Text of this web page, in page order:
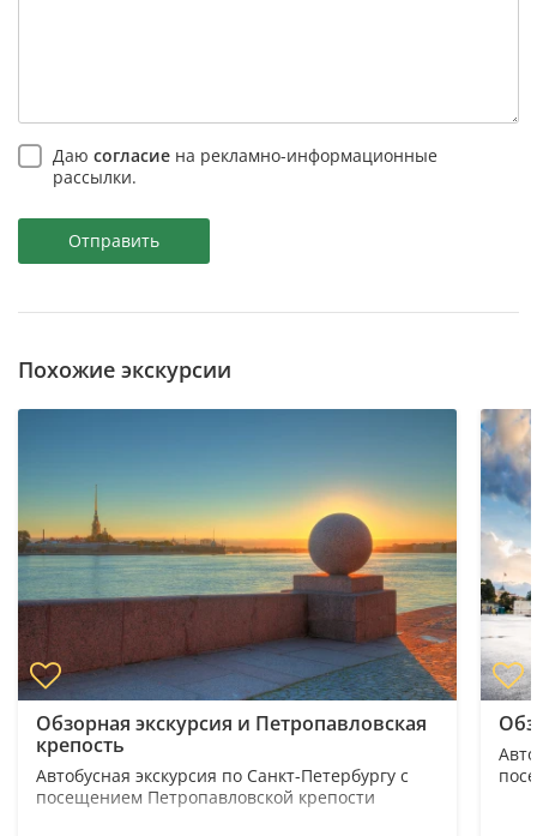
Даю согласие на рекламно-информационные
рассылки.
Отправить
Похожие экскурсии
Обзорная экскурсия и Петропавловская
крепость
Автобусная экскурсия по Санкт-Петербургу с
посещением Петропавловской крепости